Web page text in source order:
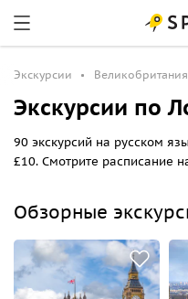
Экскурсии Великобритания
Экскурсии по
90 экскурсий на русском
£10. Смотрите расписание
Обзорные